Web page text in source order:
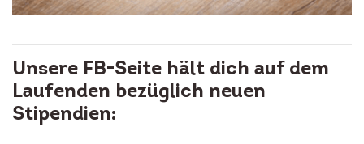
Unsere FB-Seite hält dich auf dem
Laufenden bezüglich neuen
Stipendien: